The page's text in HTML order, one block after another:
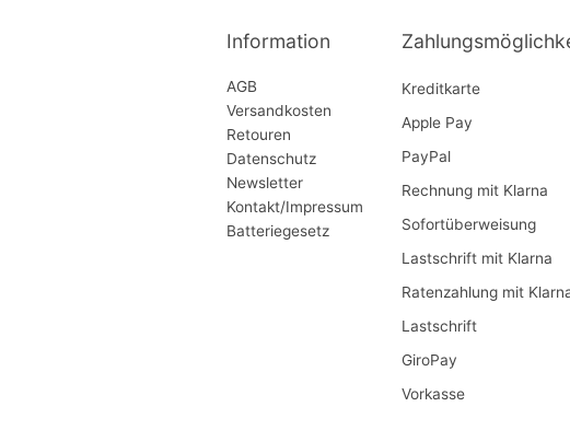
Information
AGB
Versandkosten
Retouren
Datenschutz
Newsletter
Kontakt/Impressum
Batteriegesetz
Kreditkarte
Apple Pay
PayPal
Rechnung mit Klarna
Sofortüberweisung
Lastschrift mit Klarna
Ratenzahlung mit
Lastschrift
GiroPay
Vorkasse